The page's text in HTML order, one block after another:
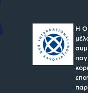
H